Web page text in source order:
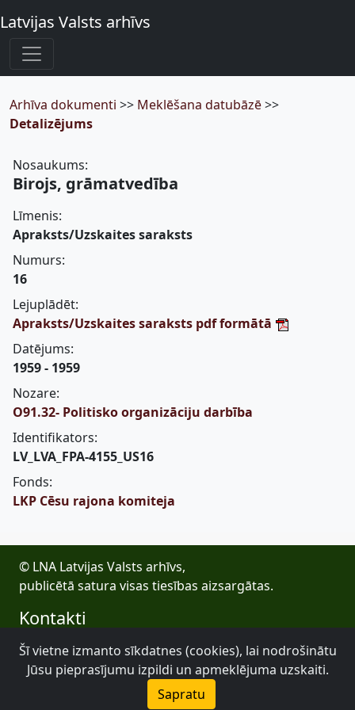
Latvijas Valsts arhīvs
Arhīva dokumenti >> Meklēšana datubāzē>>
Detalizējums
Nosaukums:
Birojs, grāmatvedība
Līmenis:
Apraksts/Uzskaites saraksts
Numurs:
16
Lejuplādēt:
Apraksts/Uzskaites saraksts pdf formātā
Datējums:
1959 - 1959
Nozare:
O91.32- Politisko organizāciju darbība
Identifikators:
LV_LVA_FPA-4155_US16
Fonds:
LKP Cēsu rajona komiteja
© LNA Latvijas Valsts arhīvs,
publicētā satura visas tiesības aizsargātas.
Kontakti
E-pasts: lva@arhivi.gov.lv
Tālrunis: +371 20027447
Bezdelīgu 1A, Rīga
Šī vietne izmanto sīkdatnes (cookies), lai nodrošinātu
Jūsu pieprasījumu izpildi un apmeklējuma uzskaiti.
Sapratu